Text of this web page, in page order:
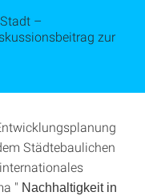
–
zur
Städtebaulichen
" Nachhaltigkeit in